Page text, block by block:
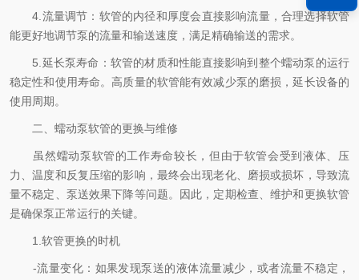
4.流量调节：软管的内径和厚度会直接影响流量，合理选择软管
能更好地调节泵的流量和输送速度，满足精确输送的需求。
5.延长泵寿命：软管的材质和性能直接影响到整个蠕动泵的运行
稳定性和使用寿命。高质量的软管能有效减少泵的磨损，延长设备的
使用周期。
二、蠕动泵软管的更换与维修
虽然蠕动泵软管的工作寿命较长，但由于软管会受到液体、压
力、温度和反复压缩的影响，最终会出现老化、磨损或损坏，导致流
量不稳定、泵送效果下降等问题。因此，定期检查、维护和更换软管
是确保泵正常运行的关键。
1.软管更换的时机
-流量变化：如果发现泵送的液体流量减少，或者流量不稳定，